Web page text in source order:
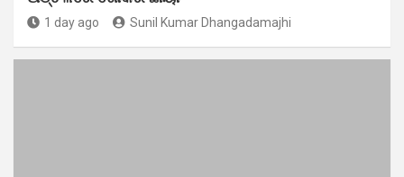
1 day ago Sunil Kumar Dhangadamajhi